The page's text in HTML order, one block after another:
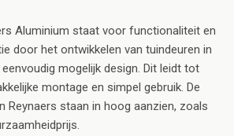
Aluminium staat voor functionaliteit en
door het ontwikkelen van tuindeuren in
mogelijk design. Dit leidt tot
montage en simpel gebruik. De
Reynaers staan in hoog aanzien, zoals